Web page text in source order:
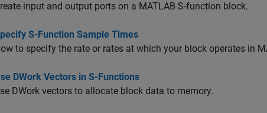
input and output ports on a MATLAB S-function block.
S-Function Sample Times
to specify the rate or rates at which your block operates in
DWork Vectors in S-Functions
DWork vectors to allocate block data to memory.